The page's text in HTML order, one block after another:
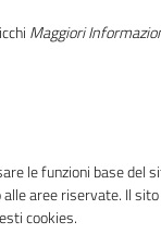
il
medie
italiane
Maggiori
le funzioni base del
aree riservate. Il
cookies.